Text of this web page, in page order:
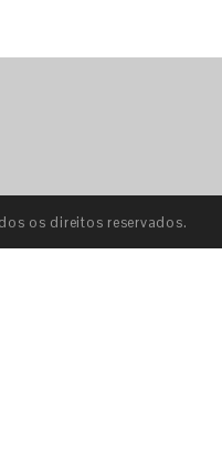
os direitos reservados.